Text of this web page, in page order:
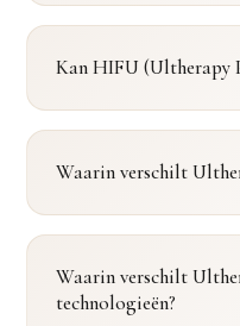
Kan HIFU (Ultherapy
Waarin verschilt
Waarin verschilt
technologieën?